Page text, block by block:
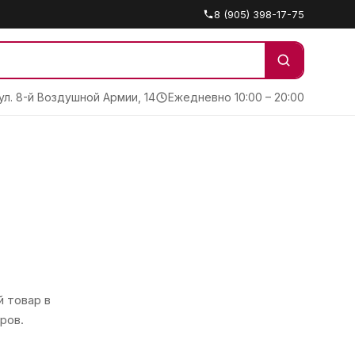
8 (905) 398-17-75
8-й Воздушной Армии, 14 Ежедневно 10:00 – 20:00
товар в